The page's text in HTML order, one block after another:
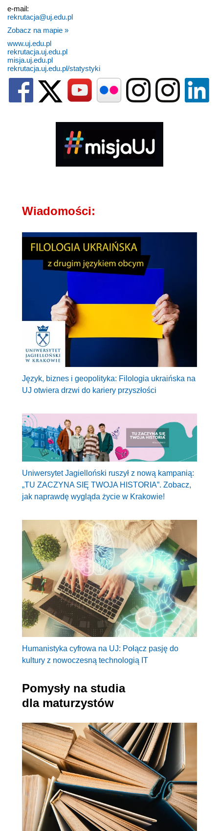
e-mail:
rekrutacja@uj.edu.pl
Zobacz na mapie »
www.uj.edu.pl
rekrutacja.uj.edu.pl
misja.uj.edu.pl
rekrutacja.uj.edu.pl/statystyki
Wiadomości:
Język, biznes i geopolityka: Filologia ukraińska na
UJ otwiera drzwi do kariery przyszłości
Uniwersytet Jagielloński ruszył z nową kampanią:
„TU ZACZYNA SIĘ TWOJA HISTORIA”. Zobacz,
jak naprawdę wygląda życie w Krakowie!
Humanistyka cyfrowa na UJ: Połącz pasję do
kultury z nowoczesną technologią IT
Pomysły na studia
dla maturzystów